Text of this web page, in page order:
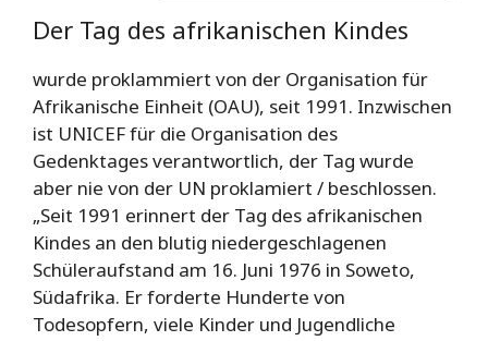
Der Tag des afrikanischen Kindes
wurde proklammiert von der Organisation für
Afrikanische Einheit (OAU), seit 1991. Inzwischen
ist UNICEF für die Organisation des
Gedenktages verantwortlich, der Tag wurde
aber nie von der UN proklamiert / beschlossen.
„Seit 1991 erinnert der Tag des afrikanischen
Kindes an den blutig niedergeschlagenen
Schüleraufstand am 16. Juni 1976 in Soweto,
Südafrika. Er forderte Hunderte von
Todesopfern, viele Kinder und Jugendliche